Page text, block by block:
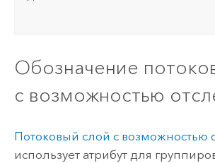
Обозначение
с возможностью
Потоковый слой с возможностью
использует атрибут для